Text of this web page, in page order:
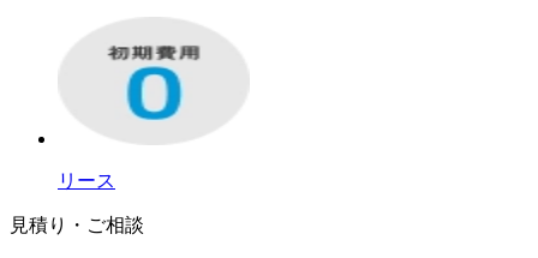
リース
見積り・ご相談